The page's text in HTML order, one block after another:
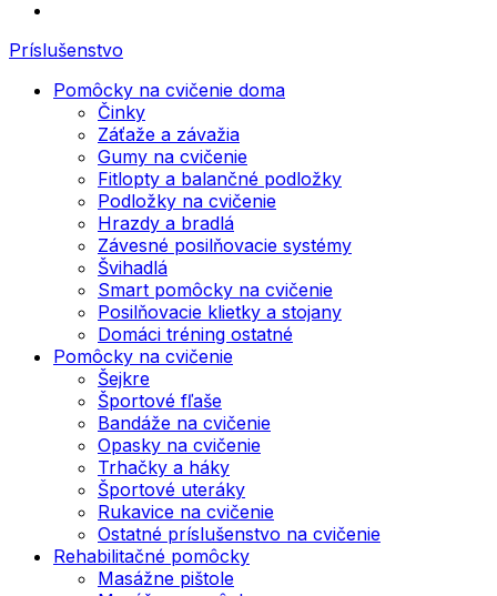
Príslušenstvo
Pomôcky na cvičenie doma
Činky
Záťaže a závažia
Gumy na cvičenie
Fitlopty a balančné podložky
Podložky na cvičenie
Hrazdy a bradlá
Závesné posilňovacie systémy
Švihadlá
Smart pomôcky na cvičenie
Posilňovacie klietky a stojany
Domáci tréning ostatné
Pomôcky na cvičenie
Šejkre
Športové fľaše
Bandáže na cvičenie
Opasky na cvičenie
Trhačky a háky
Športové uteráky
Rukavice na cvičenie
Ostatné príslušenstvo na cvičenie
Rehabilitačné pomôcky
Masážne pištole